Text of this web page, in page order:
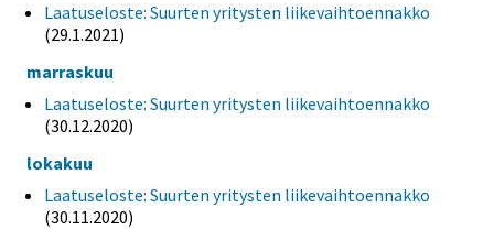
Laatuseloste: Suurten yritysten liikevaihtoennakko
(29.1.2021)
marraskuu
Laatuseloste: Suurten yritysten liikevaihtoennakko
(30.12.2020)
lokakuu
Laatuseloste: Suurten yritysten liikevaihtoennakko
(30.11.2020)